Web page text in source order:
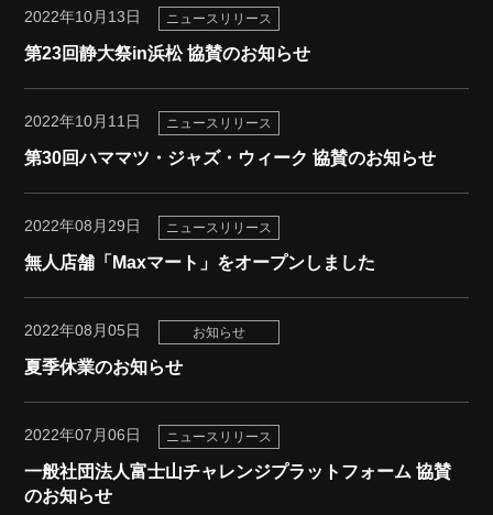
2022年10月13日 ニュースリリース
第23回静大祭in浜松 協賛のお知らせ
2022年10月11日 ニュースリリース
第30回ハママツ・ジャズ・ウィーク 協賛のお知らせ
2022年08月29日 ニュースリリース
無人店舗「Maxマート」をオープンしました
2022年08月05日 お知らせ
夏季休業のお知らせ
2022年07月06日 ニュースリリース
一般社団法人富士山チャレンジプラットフォーム 協賛
のお知らせ